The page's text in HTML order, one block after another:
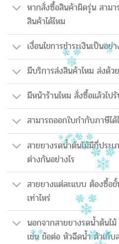
หากสั่งซื้อสินค้าผิดรุ่น สาม
สินค้าได้ไหม
เงื่อนไขการชำระเงินเป็นอย่า
มีบริการส่งสินค้าไหม ส่งด้ว
มีหน้าร้านไหม สั่งซื้อแล้วไป
สามารถออกใบกำกับภาษีได้
สายยางรดน้ำต้นไม้มีกี่ประ
ต่างกันอย่างไร
สายยางแต่ละแบบ ต้องซื้อ
เท่าไหร่
นอกจากสายยางรดน้ำต้นไ
เช่น ข้อต่อ หัวฉีดน้ำ ตัวเก็บ